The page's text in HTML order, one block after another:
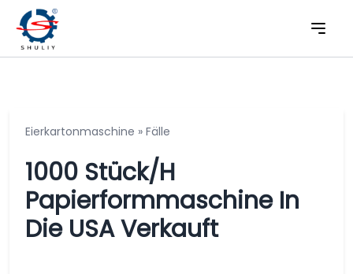
Eierkartonmaschine » Fälle
1000 Stück/h
Papierformmaschine In
Die USA Verkauft